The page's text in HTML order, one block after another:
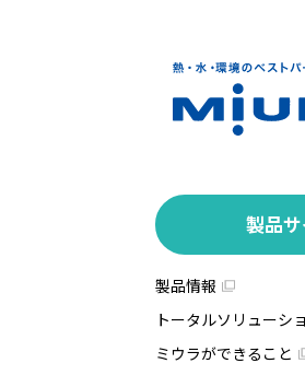
製品
製品情報
トータルソリューシ
ミウラができること